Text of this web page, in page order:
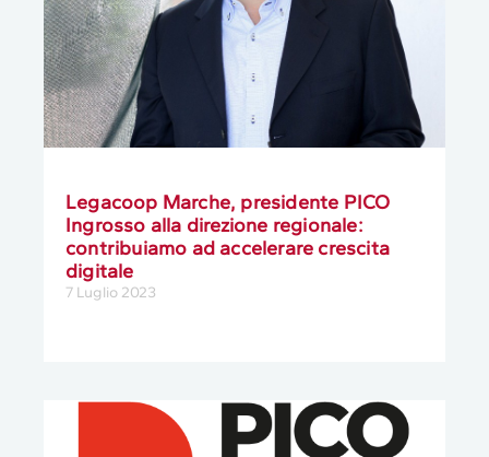
Legacoop Marche, presidente PICO
Ingrosso alla direzione regionale:
contribuiamo ad accelerare crescita
digitale
7 Luglio 2023